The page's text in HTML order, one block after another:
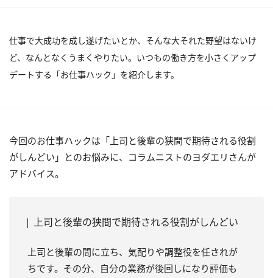
仕事で大成功を成し遂げたいとか、そんな大それた野望はないけ
ど、なんとなくうまくやりたい。いつもの働き方を小さくアップ
デートする「お仕事ハック」を紹介します。
今回のお仕事ハックは「上司と後輩の狭間で期待される役割
がしんどい」とのお悩みに、コラムニストのヨダエリさんが
アドバイス。
上司と後輩の狭間で期待される役割がしんどい
上司と後輩の間に立ち、気配りや調整役を任されが
ちです。その分、自分の業務が後回しになり評価も